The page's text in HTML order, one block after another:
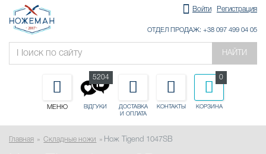
Войти Регистрация
ОТДЕЛ ПРОДАЖ: +38 097 499 04 05
НАЙТИ
МЕНЮ ВІДГУКИ
5204
ДОСТАВКА
И ОПЛАТА
КОНТАКТЫ КОРЗИНА
0
Главная Складные ножи Нож Tigend 1047SB